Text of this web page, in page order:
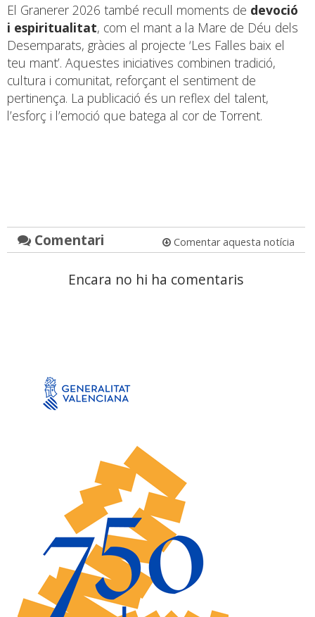
El Granerer 2026 també recull moments de devoció
i espiritualitat, com el mant a la Mare de Déu dels
Desemparats, gràcies al projecte ‘Les Falles baix el
teu mant’. Aquestes iniciatives combinen tradició,
cultura i comunitat, reforçant el sentiment de
pertinença. La publicació és un reflex del talent,
l’esforç i l’emoció que batega al cor de Torrent.
Comentari Comentar aquesta notícia
Encara no hi ha comentaris